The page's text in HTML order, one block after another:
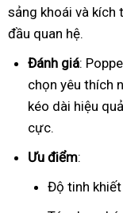
sảng khoái và kích
đầu quan hệ.
Đánh giá:
chọn yêu thích
kéo dài hiệu
cực.
Ưu điểm:
Độ tinh